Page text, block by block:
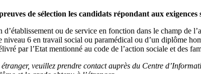
de sélection les candidats répondant aux exigences
ou de service en fonction dans le champ de
6 en travail social ou paramédical ou d’un diplôme
par l’Etat mentionné au code de l’action sociale et des
veuillez prendre contact auprès du Centre